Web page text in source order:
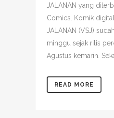
JALANAN yang
Comics. Komik digital
JALANAN (VSJ)
minggu sejak rilis
Agustus kemarin.
READ MORE